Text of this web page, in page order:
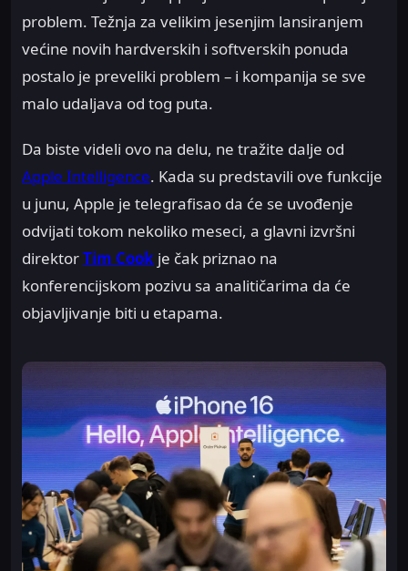
problem. Težnja za velikim jesenjim lansiranjem
većine novih hardverskih i softverskih ponuda
postalo je preveliki problem – i kompanija se sve
malo udaljava od tog puta.
Da biste videli ovo na delu, ne tražite dalje od
Apple Intelligence. Kada su predstavili ove funkcije
u junu, Apple je telegrafisao da će se uvođenje
odvijati tokom nekoliko meseci, a glavni izvršni
direktorTim Cook je čak priznao na
konferencijskom pozivu sa analitičarima da će
objavljivanje biti u etapama.